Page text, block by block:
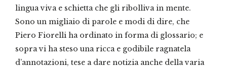
lingua viva e schietta che gli ribolliva in mente.
Sono un migliaio di parole e modi di dire, che
Piero Fiorelli ha ordinato in forma di glossario; e
sopra vi ha steso una ricca e godibile ragnatela
d’annotazioni, tese a dare notizia anche della varia